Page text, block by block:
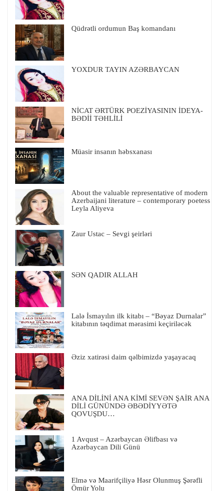
Qüdrətli ordumun Baş komandanı
YOXDUR TAYIN AZƏRBAYCAN
NİCAT ƏRTÜRK POEZİYASININ İDEYA-
BƏDİİ TƏHLİLİ
Müasir insanın həbsxanası
About the valuable representative of modern
Azerbaijani literature – contemporary poetess
Leyla Aliyeva
Zaur Ustac – Sevgi şeirləri
SƏN QADIR ALLAH
Lalə İsmayılın ilk kitabı – “Bəyaz Durnalar”
kitabının təqdimat mərasimi keçiriləcək
Əziz xatirəsi daim qəlbimizdə yaşayacaq
ANA DİLİNİ ANA KİMİ SEVƏN ŞAİR ANA
DİLİ GÜNÜNDƏ ƏBƏDİYYƏTƏ
QOVUŞDU…
1 Avqust – Azərbaycan Əlifbası və
Azərbaycan Dili Günü
Elmə və Maarifçiliyə Həsr Olunmuş Şərəfli
Ömür Yolu